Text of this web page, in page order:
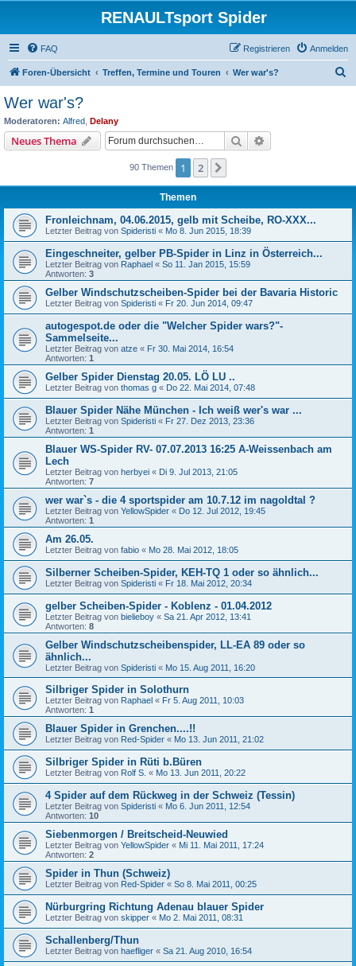
RENAULTsport Spider
FAQ Anmelden
Registrieren
Foren-Übersicht Treffen, Termine und Touren Wer war's?
Wer war's?
Moderatoren: Alfred Delany
Neues Thema Suche
90 Themen 1 2
Themen
Fronleichnam, 04.06.2015, gelb mit Scheibe, RO-XXX...
Letzter Beitrag von Spideristi « Mo 8. Jun 2015, 18:39
Eingeschneiter, gelber PB-Spider in Linz in Österreich...
Letzter Beitrag von Raphael « So 11. Jan 2015, 15:59
Antworten: 3
Gelber Windschutzscheiben-Spider bei der Bavaria Historic
Letzter Beitrag von Spideristi « Fr 20. Jun 2014, 09:47
autogespot.de oder die "Welcher Spider wars?"-
Sammelseite...
Letzter Beitrag von atze « Fr 30. Mai 2014, 16:54
Antworten: 1
Gelber Spider Dienstag 20.05. LÖ LU ..
Letzter Beitrag von thomas g « Do 22. Mai 2014, 07:48
Blauer Spider Nähe München - Ich weiß wer's war ...
Letzter Beitrag von Spideristi « Fr 27. Dez 2013, 23:36
Antworten: 1
Blauer WS-Spider RV- 07.07.2013 16:25 A-Weissenbach am
Lech
Letzter Beitrag von herbyei « Di 9. Jul 2013, 21:05
Antworten: 7
wer war`s - die 4 sportspider am 10.7.12 im nagoldtal ?
Letzter Beitrag von YellowSpider « Do 12. Jul 2012, 19:45
Antworten: 1
Am 26.05.
Letzter Beitrag von fabio « Mo 28. Mai 2012, 18:05
Silberner Scheiben-Spider, KEH-TQ 1 oder so ähnlich...
Letzter Beitrag von Spideristi « Fr 18. Mai 2012, 20:34
gelber Scheiben-Spider - Koblenz - 01.04.2012
Letzter Beitrag von bielieboy « Sa 21. Apr 2012, 13:41
Antworten: 8
Gelber Windschutzscheibenspider, LL-EA 89 oder so
ähnlich...
Letzter Beitrag von Spideristi « Mo 15. Aug 2011, 16:20
Silbriger Spider in Solothurn
Letzter Beitrag von Raphael « Fr 5. Aug 2011, 10:03
Antworten: 1
Blauer Spider in Grenchen....!!
Letzter Beitrag von Red-Spider « Mo 13. Jun 2011, 21:02
Silbriger Spider in Rüti b.Büren
Letzter Beitrag von Rolf S. « Mo 13. Jun 2011, 20:22
4 Spider auf dem Rückweg in der Schweiz (Tessin)
Letzter Beitrag von Spideristi « Mo 6. Jun 2011, 12:54
Antworten: 10
Siebenmorgen / Breitscheid-Neuwied
Letzter Beitrag von YellowSpider « Mi 11. Mai 2011, 17:24
Antworten: 2
Spider in Thun (Schweiz)
Letzter Beitrag von Red-Spider « So 8. Mai 2011, 00:25
Nürburgring Richtung Adenau blauer Spider
Letzter Beitrag von skipper « Mo 2. Mai 2011, 08:31
Schallenberg/Thun
Letzter Beitrag von haefliger « Sa 21. Aug 2010, 16:54